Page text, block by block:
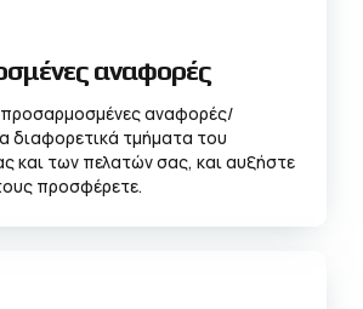
αναφορές
προσαρμοσμένες αναφορές/
διαφορετικά τμήματα του
και των πελατών σας, και αυξήστε
προσφέρετε.